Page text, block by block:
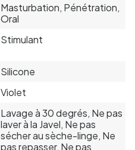
Masturbation, Pénétration,
Oral
Stimulant
Silicone
Violet
Lavage à 30 degrés, Ne pas
laver à la Javel, Ne pas
sécher au sèche-linge, Ne
pas repasser, Ne pas